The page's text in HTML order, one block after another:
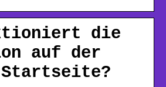
die
auf der
Startseite?